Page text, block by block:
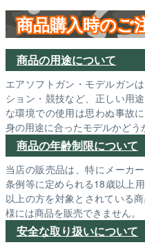
商品購入時のご
商品の用途について
エアソフトガン・モデルガン
ション・競技など、正しい用
な環境での使用は思わぬ事故
身の用途に合ったモデルかどう
商品の年齢制限について
当店の販売品は、特にメーカ
条例等に定められる18歳以上
以上の方を対象とされている
様には商品を販売できません。
安全な取り扱いについて